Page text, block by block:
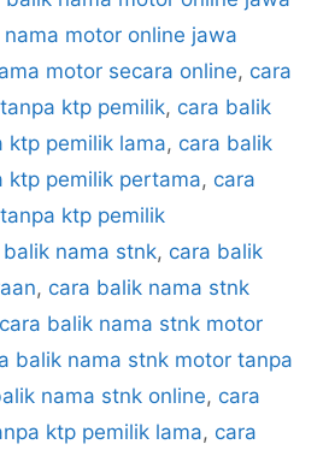
motor online jawa
motor secara online, cara
ktp pemilik, cara balik
ktp pemilik lama, cara balik
ktp pemilik pertama, cara
ktp pemilik
balik nama stnk, cara balik
, cara balik nama stnk
cara balik nama stnk motor
balik nama stnk motor tanpa
nama stnk online, cara
ktp pemilik lama, cara